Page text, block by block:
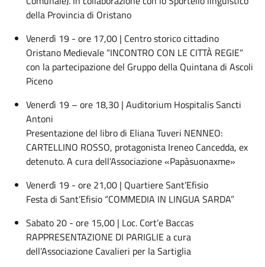
della Provincia di Oristano
Venerdì 19 - ore 17,00 | Centro storico cittadino
Oristano Medievale “INCONTRO CON LE CITTÀ REGIE”
con la partecipazione del Gruppo della Quintana di Ascoli
Piceno
Venerdì 19 – ore 18,30 | Auditorium Hospitalis Sancti
Antoni
Presentazione del libro di Eliana Tuveri NENNEO:
CARTELLINO ROSSO, protagonista Ireneo Cancedda, ex
detenuto. A cura dell’Associazione «Papàsuonaxme»
Venerdì 19 - ore 21,00 | Quartiere Sant’Efisio
Festa di Sant’Efisio “COMMEDIA IN LINGUA SARDA”
Sabato 20 - ore 15,00 | Loc. Cort’e Baccas
RAPPRESENTAZIONE DI PARIGLIE a cura
dell’Associazione Cavalieri per la Sartiglia